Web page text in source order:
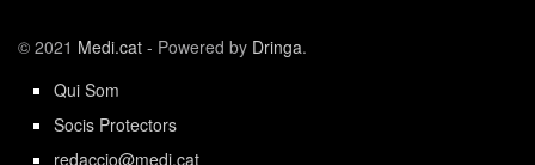
© 2021 Medi.cat - Powered by Dringa.
Qui Som
Socis Protectors
redaccio@medi.cat